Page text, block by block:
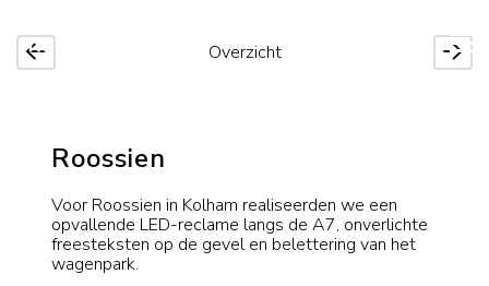
Overzicht
Roossien
Voor Roossien in Kolham realiseerden we een
opvallende LED-reclame langs de A7, onverlichte
freesteksten op de gevel en belettering van het
wagenpark.